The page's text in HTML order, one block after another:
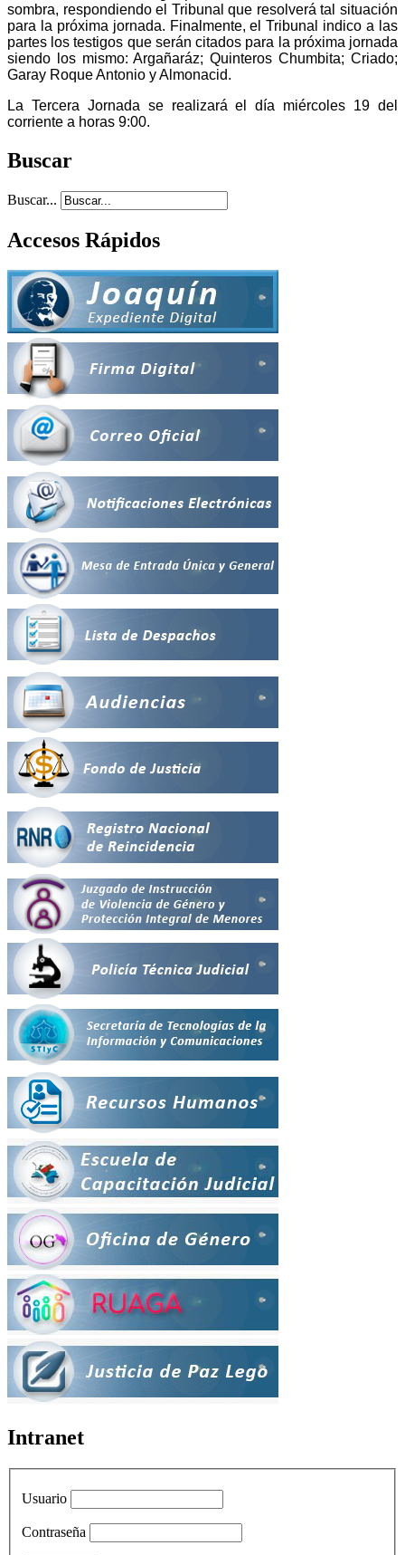
sombra, respondiendo el Tribunal que resolverá tal situación
para la próxima jornada. Finalmente, el Tribunal indico a las
partes los testigos que serán citados para la próxima jornada
siendo los mismo: Argañaráz; Quinteros Chumbita; Criado;
Garay Roque Antonio y Almonacid.
La Tercera Jornada se realizará el día miércoles 19 del
corriente a horas 9:00.
Buscar
Buscar...
Accesos Rápidos
Intranet
Usuario
Contraseña